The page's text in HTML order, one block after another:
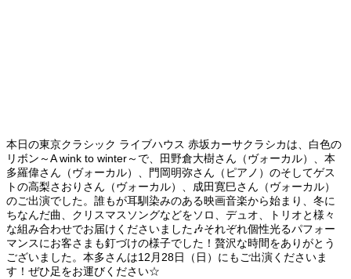
本日の東京クラシック ライブハウス 赤坂カーサクラシカは、白色の
リボン～A wink to winter～で、田野倉大樹さん（ヴォーカル）、本
多羅偉さん（ヴォーカル）、門岡明弥さん（ピアノ）のそしてゲス
トの高梨さおりさん（ヴォーカル）、成田寛巳さん（ヴォーカル）
のご出演でした。誰もが耳馴染みのある映画音楽から始まり、冬に
ちなんだ曲、クリスマスソングなどをソロ、デュオ、トリオと様々
な組み合わせでお届けくださいました🎶それぞれ個性光るパフォー
マンスにお客さまも釘づけの様子でした！贅沢な時間をありがとう
ございました。本多さんは12月28日（日）にもご出演くださいま
す！ぜひ足をお運びください☆